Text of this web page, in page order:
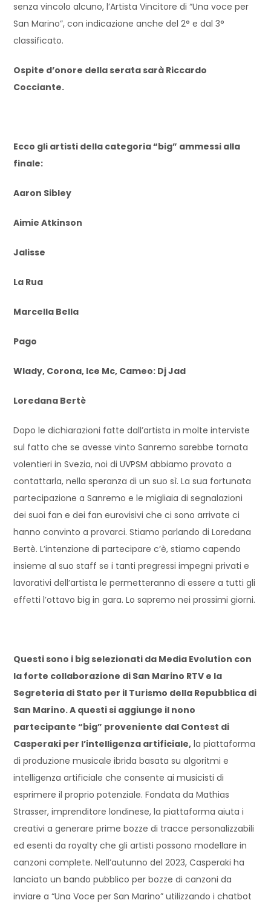
senza vincolo alcuno, l’Artista Vincitore di “Una voce per
San Marino”, con indicazione anche del 2° e dal 3°
classificato.
Ospite d’onore della serata sarà Riccardo
Cocciante.
Ecco gli artisti della categoria “big” ammessi alla
finale:
Aaron Sibley
Aimie Atkinson
Jalisse
La Rua
Marcella Bella
Pago
Wlady, Corona, Ice Mc, Cameo: Dj Jad
Loredana Bertè
Dopo le dichiarazioni fatte dall’artista in molte interviste
sul fatto che se avesse vinto Sanremo sarebbe tornata
volentieri in Svezia, noi di UVPSM abbiamo provato a
contattarla, nella speranza di un suo sì. La sua fortunata
partecipazione a Sanremo e le migliaia di segnalazioni
dei suoi fan e dei fan eurovisivi che ci sono arrivate ci
hanno convinto a provarci. Stiamo parlando di Loredana
Bertè. L’intenzione di partecipare c’è, stiamo capendo
insieme al suo staff se i tanti pregressi impegni privati e
lavorativi dell’artista le permetteranno di essere a tutti gli
effetti l’ottavo big in gara. Lo sapremo nei prossimi giorni.
Questi sono i big selezionati da Media Evolution con
la forte collaborazione di San Marino RTV e la
Segreteria di Stato per il Turismo della Repubblica di
San Marino. A questi si aggiunge il nono
partecipante “big” proveniente dal Contest di
Casperaki per l’intelligenza artificiale, la piattaforma
di produzione musicale ibrida basata su algoritmi e
intelligenza artificiale che consente ai musicisti di
esprimere il proprio potenziale. Fondata da Mathias
Strasser, imprenditore londinese, la piattaforma aiuta i
creativi a generare prime bozze di tracce personalizzabili
ed esenti da royalty che gli artisti possono modellare in
canzoni complete. Nell’autunno del 2023, Casperaki ha
lanciato un bando pubblico per bozze di canzoni da
inviare a “Una Voce per San Marino” utilizzando i chatbot